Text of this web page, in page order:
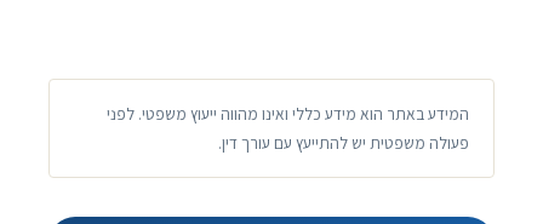
המידע באתר הוא מידע כללי ואינו מהווה ייעוץ משפטי. לפני
פעולה משפטית יש להתייעץ עם עורך דין.